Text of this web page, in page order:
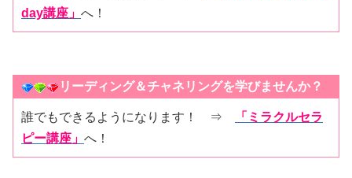
day講座」 へ！
リーディング＆チャネリングを学びませんか？
誰でもできるようになります！ ⇒
「ミラクルセラ
ピー講座」 へ！